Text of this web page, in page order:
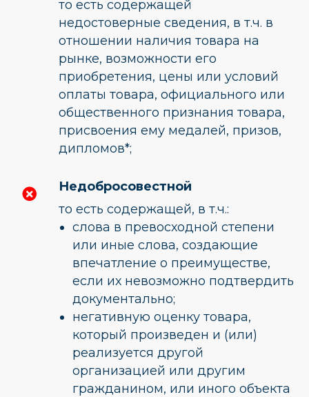
то есть содержащей
недостоверные сведения, в т.ч. в
отношении наличия товара на
рынке, возможности его
приобретения, цены или условий
оплаты товара, официального или
общественного признания товара,
присвоения ему медалей, призов,
дипломов*;
Недобросовестной
то есть содержащей, в т.ч.:
слова в превосходной степени
или иные слова, создающие
впечатление о преимуществе,
если их невозможно подтвердить
документально;
негативную оценку товара,
который произведен и (или)
реализуется другой
организацией или другим
гражданином, или иного объекта